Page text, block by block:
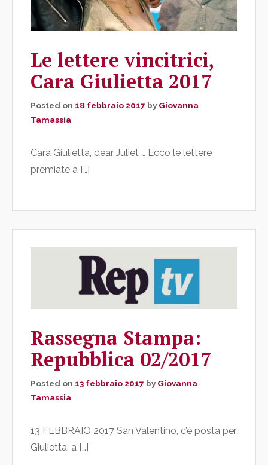
Le lettere vincitrici,
Cara Giulietta 2017
Posted on 18 febbraio 2017 by Giovanna
Tamassia
Cara Giulietta, dear Juliet … Ecco le lettere
premiate a […]
Rassegna Stampa:
Repubblica 02/2017
Posted on 13 febbraio 2017 by Giovanna
Tamassia
13 FEBBRAIO 2017 San Valentino, c’è posta per
Giulietta: a […]